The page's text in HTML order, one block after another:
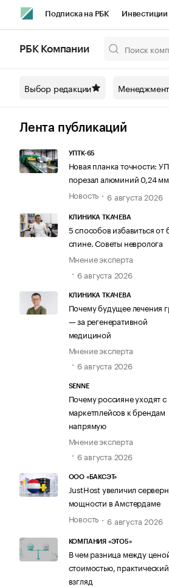
Подписка на РБК Инвестиции
Спецпроекты СПб
Технологии и медиа
РБК Компании
Выбор редакции
Лента публикаций
УПТК-65
Новая планка точности:
порезал алюминий 0,24 мм
Новость
6 августа 2026
КЛИНИКА ТКАЧЕВА
5 способов избавиться от
спине. Советы невролога
Мнение эксперта
6 августа 2026
КЛИНИКА ТКАЧЕВА
Почему будущее лечения
— за регенеративной
медициной
Мнение эксперта
6 августа 2026
SENNE
Почему россияне уходят с
маркетплейсов к брендам
напрямую
Мнение эксперта
6 августа 2026
ООО «БАКСЭТ»
JustHost увеличил
мощности в Амстердаме
Новость
6 августа 2026
КОМПАНИЯ «ЭТО5»
В чем разница между
стоимостью, практический
взгляд